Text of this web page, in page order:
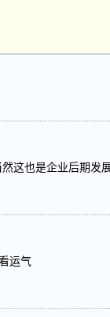
这也是企业后期发
运气